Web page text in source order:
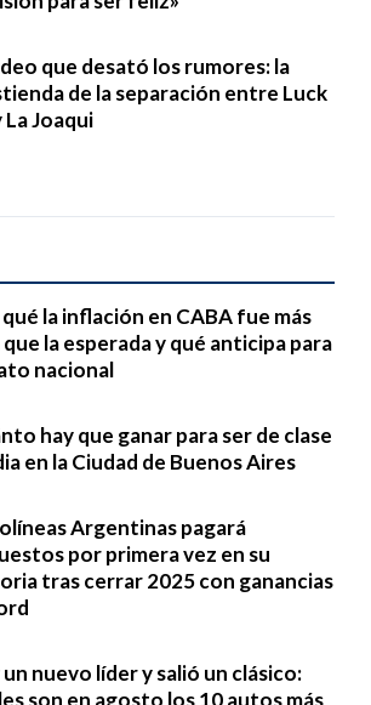
que desató los rumores: la
de la separación entre Luck
La Joaqui
la inflación en CABA fue más
la esperada y qué anticipa para
nacional
hay que ganar para ser de clase
en la Ciudad de Buenos Aires
Argentinas pagará
por primera vez en su
tras cerrar 2025 con ganancias
un nuevo líder y salió un clásico:
son en agosto los 10 autos más